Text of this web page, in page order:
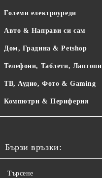
Големи електроуреди
Авто & Направи си сам
Дом, Градина & Petshop
Телефони, Таблети, Лаптопи
ТВ, Аудио, Фото & Gaming
Компютри & Периферия
Бързи връзки:
Търсене